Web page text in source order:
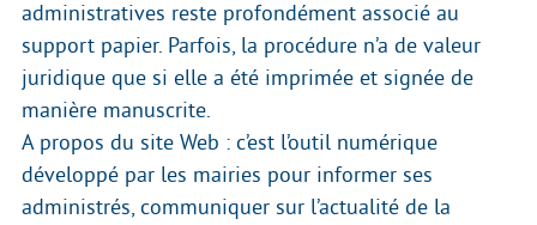
administratives reste profondément associé au
support papier. Parfois, la procédure n’a de valeur
juridique que si elle a été imprimée et signée de
manière manuscrite.
A propos du site Web : c’est l’outil numérique
développé par les mairies pour informer ses
administrés, communiquer sur l’actualité de la